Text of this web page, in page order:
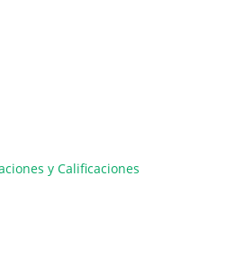
y Calificaciones